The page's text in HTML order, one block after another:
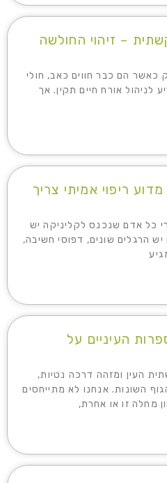
– זיהוי החולשה
כאשר הם כבר חווים כאב, חולי
לניהול אורח חיים תקין. אך
ריפוי אמיתי צריך
כל אדם שנכנס לקליניקה יש
הרגלים שונים, דפוסי חשיבה,
העיניים על
העין ומזהה דרכה נטיות,
השונות. אנחנו לא מתייחסים
מחלה זו או אחרת,